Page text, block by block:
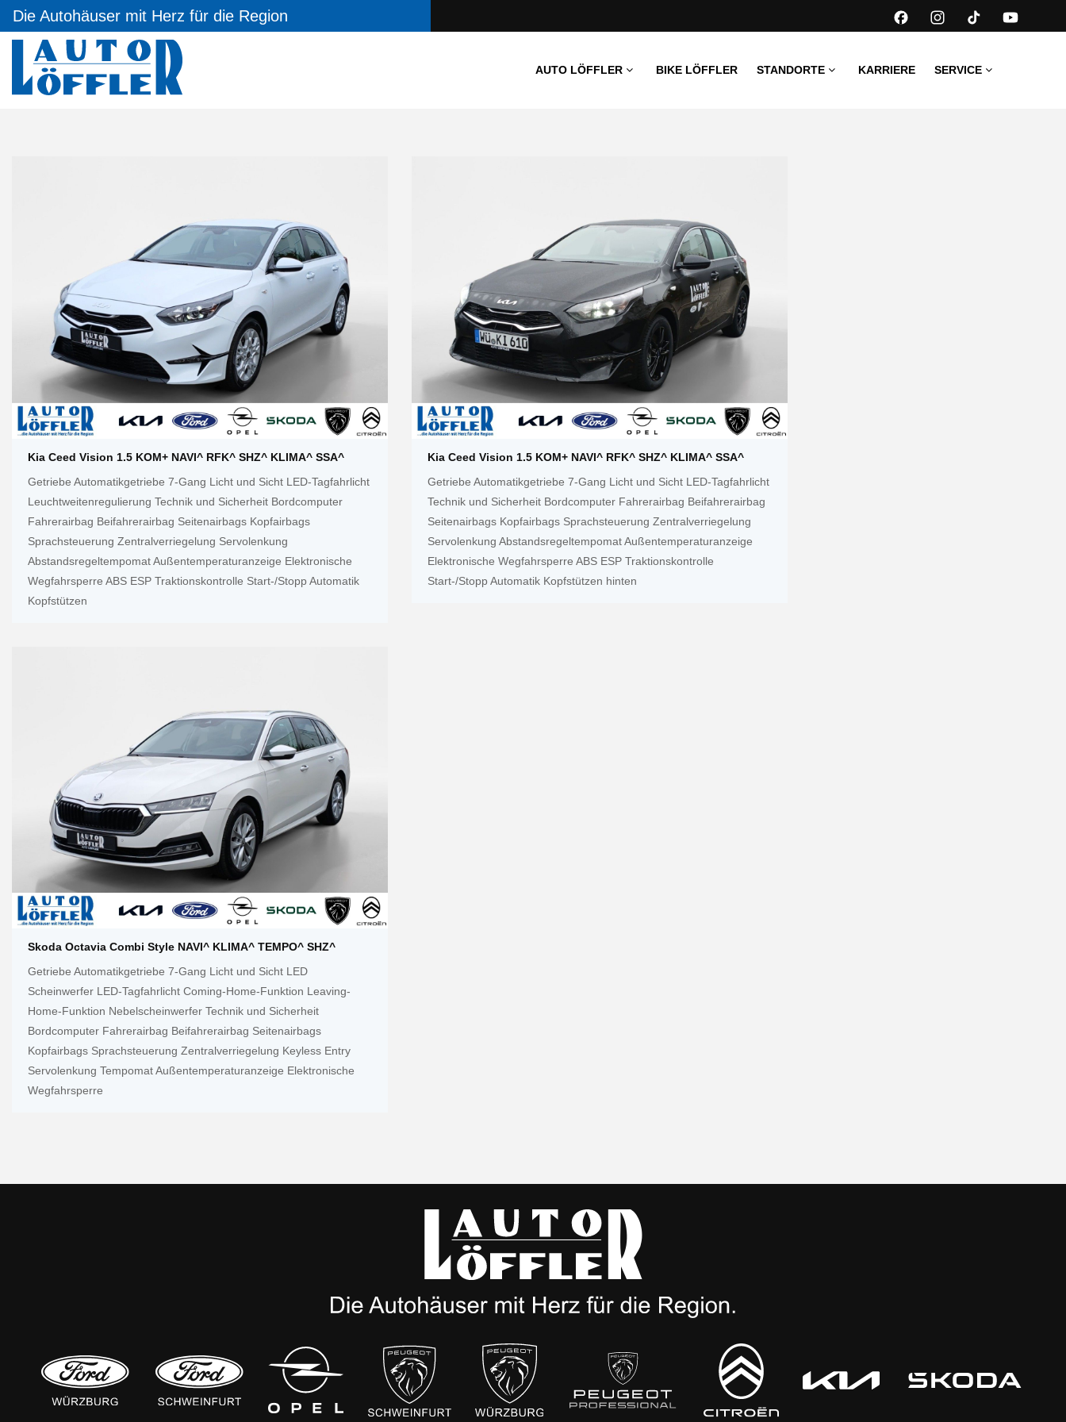
Die Autohäuser mit Herz für die Region
AUTO LÖFFLER BIKE LÖFFLER STANDORTE KARRIERE SERVICE
Kia Ceed Vision 1.5 KOM+ NAVI^ RFK^ SHZ^ KLIMA^ SSA^
Getriebe Automatikgetriebe 7-Gang Licht und Sicht LED-Tagfahrlicht
Leuchtweitenregulierung Technik und Sicherheit Bordcomputer
Fahrerairbag Beifahrerairbag Seitenairbags Kopfairbags
Sprachsteuerung Zentralverriegelung Servolenkung
Abstandsregeltempomat Außentemperaturanzeige Elektronische
Wegfahrsperre ABS ESP Traktionskontrolle Start-/Stopp Automatik
Kopfstützen
Kia Ceed Vision 1.5 KOM+ NAVI^ RFK^ SHZ^ KLIMA^ SSA^
Getriebe Automatikgetriebe 7-Gang Licht und Sicht LED-Tagfahrlicht
Technik und Sicherheit Bordcomputer Fahrerairbag Beifahrerairbag
Seitenairbags Kopfairbags Sprachsteuerung Zentralverriegelung
Servolenkung Abstandsregeltempomat Außentemperaturanzeige
Elektronische Wegfahrsperre ABS ESP Traktionskontrolle
Start-/Stopp Automatik Kopfstützen hinten
Skoda Octavia Combi Style NAVI^ KLIMA^ TEMPO^ SHZ^
Getriebe Automatikgetriebe 7-Gang Licht und Sicht LED
Scheinwerfer LED-Tagfahrlicht Coming-Home-Funktion Leaving-
Home-Funktion Nebelscheinwerfer Technik und Sicherheit
Bordcomputer Fahrerairbag Beifahrerairbag Seitenairbags
Kopfairbags Sprachsteuerung Zentralverriegelung Keyless Entry
Servolenkung Tempomat Außentemperaturanzeige Elektronische
Wegfahrsperre